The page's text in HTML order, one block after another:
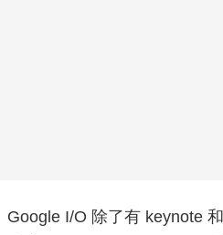
Google I/O 除了有 keynote